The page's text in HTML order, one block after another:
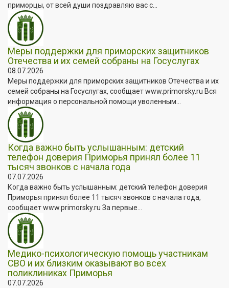
приморцы, от всей души поздравляю вас с...
Меры поддержки для приморских защитников
Отечества и их семей собраны на Госуслугах
08.07.2026
Меры поддержки для приморских защитников Отечества и их
семей собраны на Госуслугах, сообщает www.primorsky.ru Вся
информация о персональной помощи уволенным...
Когда важно быть услышанным: детский
телефон доверия Приморья принял более 11
тысяч звонков с начала года
07.07.2026
Когда важно быть услышанным: детский телефон доверия
Приморья принял более 11 тысяч звонков с начала года,
сообщает www.primorsky.ru За первые...
Медико-психологическую помощь участникам
СВО и их близким оказывают во всех
поликлиниках Приморья
07.07.2026